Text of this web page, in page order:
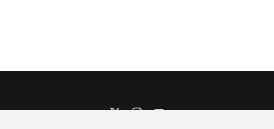
X InstagramYouTube